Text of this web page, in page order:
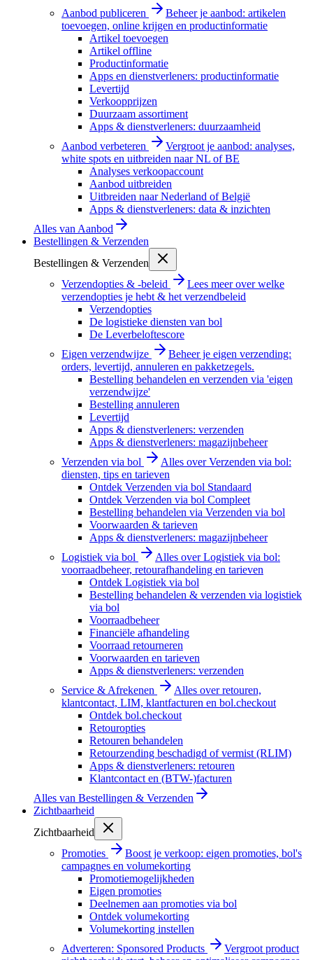
Aanbod publiceren
Beheer je aanbod: artikelen
toevoegen, online krijgen en productinformatie
Artikel toevoegen
Artikel offline
Productinformatie
Apps en dienstverleners: productinformatie
Levertijd
Verkoopprijzen
Duurzaam assortiment
Apps & dienstverleners: duurzaamheid
Aanbod verbeteren
Vergroot je aanbod: analyses,
white spots en uitbreiden naar NL of BE
Analyses verkoopaccount
Aanbod uitbreiden
Uitbreiden naar Nederland of België
Apps & dienstverleners: data & inzichten
Alles van Aanbod
Bestellingen & Verzenden
Bestellingen & Verzenden
Verzendopties & -beleid
Lees meer over welke
verzendopties je hebt & het verzendbeleid
Verzendopties
De logistieke diensten van bol
De Leverbeloftescore
Eigen verzendwijze
Beheer je eigen verzending:
orders, levertijd, annuleren en pakketzegels.
Bestelling behandelen en verzenden via 'eigen
verzendwijze'
Bestelling annuleren
Levertijd
Apps & dienstverleners: verzenden
Apps & dienstverleners: magazijnbeheer
Verzenden via bol
Alles over Verzenden via bol:
diensten, tips en tarieven
Ontdek Verzenden via bol Standaard
Ontdek Verzenden via bol Compleet
Bestelling behandelen via Verzenden via bol
Voorwaarden & tarieven
Apps & dienstverleners: magazijnbeheer
Logistiek via bol
Alles over Logistiek via bol:
voorraadbeheer, retourafhandeling en tarieven
Ontdek Logistiek via bol
Bestelling behandelen & verzenden via logistiek
via bol
Voorraadbeheer
Financiële afhandeling
Voorraad retourneren
Voorwaarden en tarieven
Apps & dienstverleners: verzenden
Service & Afrekenen
Alles over retouren,
klantcontact, LIM, klantfacturen en bol.checkout
Ontdek bol.checkout
Retouropties
Retouren behandelen
Retourzending beschadigd of vermist (RLIM)
Apps & dienstverleners: retouren
Klantcontact en (BTW-)facturen
Alles van Bestellingen & Verzenden
Zichtbaarheid
Zichtbaarheid
Promoties
Boost je verkoop: eigen promoties, bol's
campagnes en volumekorting
Promotiemogelijkheden
Eigen promoties
Deelnemen aan promoties via bol
Ontdek volumekorting
Volumekorting instellen
Adverteren: Sponsored Products
Vergroot product